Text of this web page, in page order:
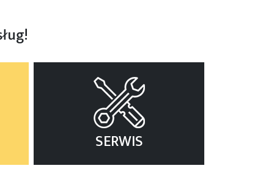
SERWIS